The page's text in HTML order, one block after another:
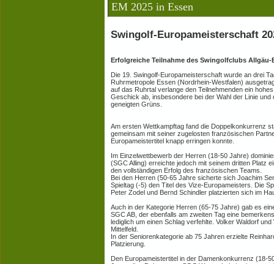
EM 2025 in Essen
Swingolf-Europameisterschaft
Erfolgreiche Teilnahme des Swingolfclubs Allgäu-
Die 19. Swingolf-Europameisterschaft wurde an drei
Ruhrmetropole Essen (Nordrhein-Westfalen)
auf das Ruhrtal verlange den Teilnehmenden ein
Geschick ab, insbesondere bei der Wahl der Linie
geneigten Grüns.
Am ersten Wettkampftag fand die Doppelkonkurrenz
gemeinsam mit seiner zugelosten französischen
Europameistertitel knapp erringen konnte.
Im Einzelwettbewerb der Herren (18-50 Jahre)
(SGC Alling) erreichte jedoch mit seinem dritten Platz
den vollständigen Erfolg des französischen Teams.
Bei den Herren (50-65 Jahre sicherte sich Joachim
Spieltag (-5) den Titel des Vize-Europameisters. Die
Peter Zodel und Bernd Schindler platzierten sich im
Auch in der Kategorie Herren (65-75 Jahre) gab es
SGC AB, der ebenfalls am zweiten Tag eine
lediglich um einen Schlag verfehlte. Volker Waldorf
Mittelfeld.
In der Seniorenkategorie ab 75 Jahren erzielte
Platzierung.
Den Europameistertitel in der Damenkonkurrenz (18-